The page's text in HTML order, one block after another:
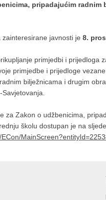
pripadajućim
javnosti je 8.
primjedbi i prijedloga
primjedbe i prijedloge
bilježnicama i drugim
za Zakon o udžbenicima,
školu dostupan je na